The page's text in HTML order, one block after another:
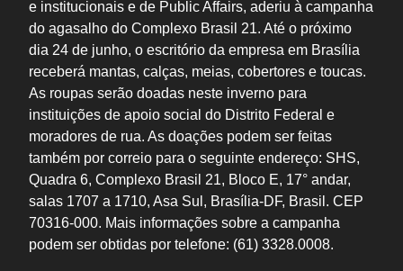
e institucionais e de Public Affairs, aderiu à campanha
do agasalho do Complexo Brasil 21. Até o próximo
dia 24 de junho, o escritório da empresa em Brasília
receberá mantas, calças, meias, cobertores e toucas.
As roupas serão doadas neste inverno para
instituições de apoio social do Distrito Federal e
moradores de rua. As doações podem ser feitas
também por correio para o seguinte endereço: SHS,
Quadra 6, Complexo Brasil 21, Bloco E, 17° andar,
salas 1707 a 1710, Asa Sul, Brasília-DF, Brasil. CEP
70316-000. Mais informações sobre a campanha
podem ser obtidas por telefone: (61) 3328.0008.